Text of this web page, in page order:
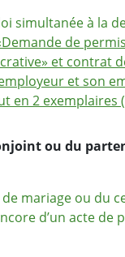
simultanée à la
de
et contrat
et son
en 2 exemplaires
ou du
de mariage ou du
d’un acte de